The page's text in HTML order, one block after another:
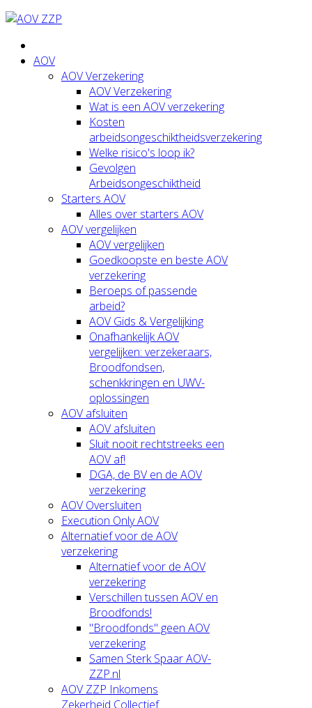
AOV
AOV Verzekering
AOV Verzekering
Wat is een AOV verzekering
Kosten
arbeidsongeschiktheidsverzekering
Welke risico's loop ik?
Gevolgen
Arbeidsongeschiktheid
Starters AOV
Alles over starters AOV
AOV vergelijken
AOV vergelijken
Goedkoopste en beste AOV
verzekering
Beroeps of passende
arbeid?
AOV Gids & Vergelijking
Onafhankelijk AOV
vergelijken: verzekeraars,
Broodfondsen,
schenkkringen en UWV-
oplossingen
AOV afsluiten
AOV afsluiten
Sluit nooit rechtstreeks een
AOV af!
DGA, de BV en de AOV
verzekering
AOV Oversluiten
Execution Only AOV
Alternatief voor de AOV
verzekering
Alternatief voor de AOV
verzekering
Verschillen tussen AOV en
Broodfonds!
"Broodfonds" geen AOV
verzekering
Samen Sterk Spaar AOV-
ZZP.nl
AOV ZZP Inkomens
Zekerheid Collectief